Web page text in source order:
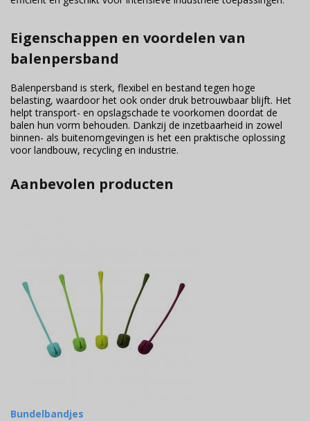
Eigenschappen en voordelen van
balenpersband
Balenpersband is sterk, flexibel en bestand tegen hoge
belasting, waardoor het ook onder druk betrouwbaar blijft. Het
helpt transport- en opslagschade te voorkomen doordat de
balen hun vorm behouden. Dankzij de inzetbaarheid in zowel
binnen- als buitenomgevingen is het een praktische oplossing
voor landbouw, recycling en industrie.
Aanbevolen producten
Bundelbandjes